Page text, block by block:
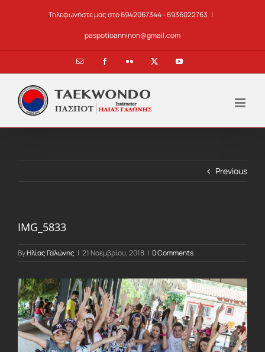
Τηλεφωνήστε μας στο 6942067344 - 6936022763 |
paspotioanninon@gmail.com
Email FacebookFlickr YouTube
Previous
IMG_5833
ByΗλίας Γαλώνης | 21 Νοεμβρίου, 2018 | 0 Comments